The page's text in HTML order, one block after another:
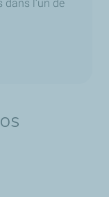
l’un de